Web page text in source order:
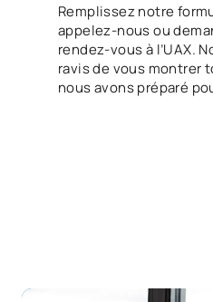
D0130505
personnalisé vers
l'employabilité I
D0230515
Laboratoire de
*Caractère : FB : Formation
Remplissez notre
appelez-nous ou
rendez-vous à l’UAX.
ravis de vous montrer
nous avons préparé